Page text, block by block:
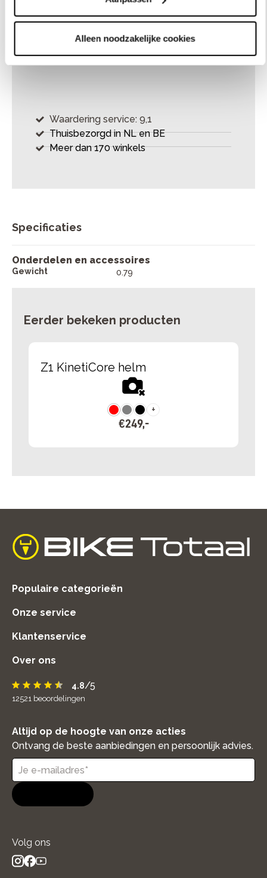
Alleen noodzakelijke cookies
winkels zijn getraind om je te helpen met al
je fietsvragen, zowel voor tijdens als na je
aankoop. Zo kan jij lekker fietsen.
Waardering service: 9,1
Thuisbezorgd in NL en BE
Meer dan 170 winkels
Specificaties
Onderdelen en accessoires
Gewicht 0.79
Eerder bekeken producten
Z1 KinetiCore helm
+
€249,-
home
Populaire categorieën
Onze service
Klantenservice
Over ons
4.8/5
12521 beoordelingen
Altijd op de hoogte van onze acties
Ontvang de beste aanbiedingen en persoonlijk advies.
Volg ons